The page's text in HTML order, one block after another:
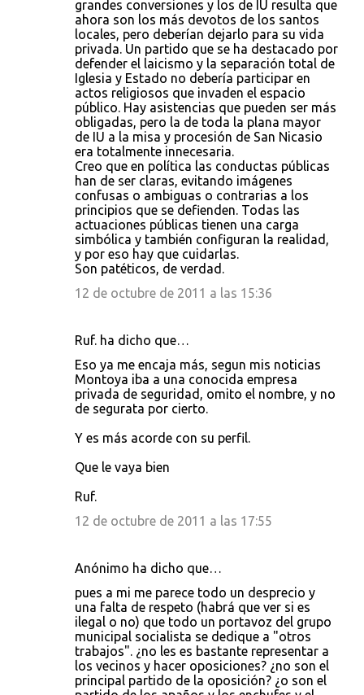
grandes conversiones y los de IU resulta que
ahora son los más devotos de los santos
locales, pero deberían dejarlo para su vida
privada. Un partido que se ha destacado por
defender el laicismo y la separación total de
Iglesia y Estado no debería participar en
actos religiosos que invaden el espacio
público. Hay asistencias que pueden ser más
obligadas, pero la de toda la plana mayor
de IU a la misa y procesión de San Nicasio
era totalmente innecesaria.
Creo que en política las conductas públicas
han de ser claras, evitando imágenes
confusas o ambiguas o contrarias a los
principios que se defienden. Todas las
actuaciones públicas tienen una carga
simbólica y también configuran la realidad,
y por eso hay que cuidarlas.
Son patéticos, de verdad.
12 de octubre de 2011 a las 15:36
Ruf. ha dicho que…
Eso ya me encaja más, segun mis noticias
Montoya iba a una conocida empresa
privada de seguridad, omito el nombre, y no
de segurata por cierto.
Y es más acorde con su perfil.
Que le vaya bien
Ruf.
12 de octubre de 2011 a las 17:55
Anónimo ha dicho que…
pues a mi me parece todo un desprecio y
una falta de respeto (habrá que ver si es
ilegal o no) que todo un portavoz del grupo
municipal socialista se dedique a "otros
trabajos". ¿no les es bastante representar a
los vecinos y hacer oposiciones? ¿no son el
principal partido de la oposición? ¿o son el